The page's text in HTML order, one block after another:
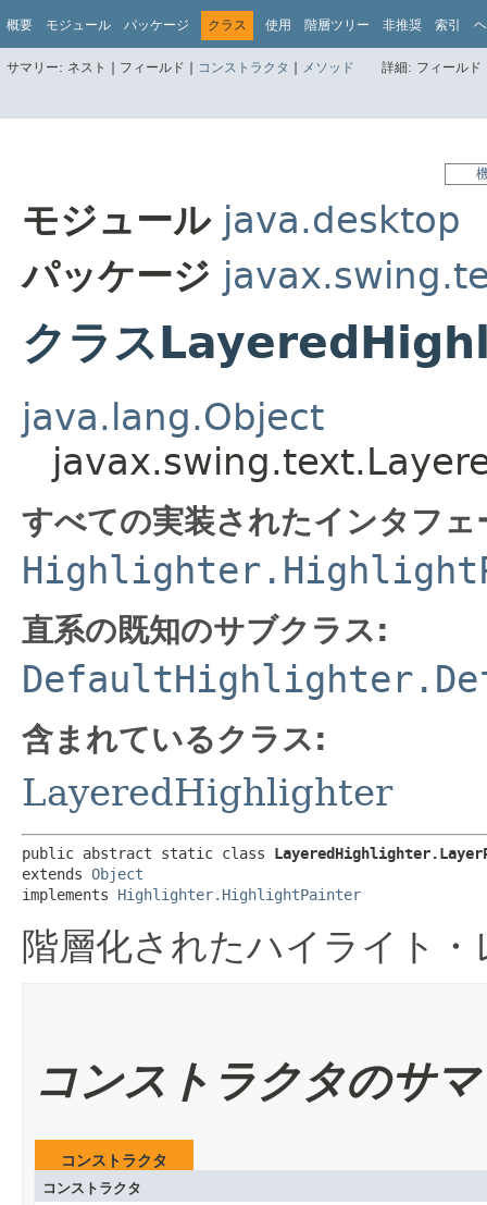
概要 モジュール パッケージ クラス 使用 階層ツリー 非推奨 索引
サマリー: ネスト | フィールド | コンストラクタ | メソッド 詳細: フィール
モジュール java.desktop
パッケージ
クラス
java.lang.Object
すべての実装されたインタフ
直系の既知のサブクラス:
含まれているクラス:
LayeredHighlighter
public abstract static class
extends Object
implements Highlighter.HighlightPainter
階層化されたハイライト
コンストラクタのサ
コンストラクタ
コンストラクタ